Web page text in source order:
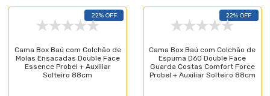
22% OFF
Cama Box Baú com Colchão de
Molas Ensacadas Double Face
Essence Probel + Auxiliar
Solteiro 88cm
22% OFF
Cama Box Baú com Colchão de
Espuma D60 Double Face
Guarda Costas Comfort Force
Probel + Auxiliar Solteiro 88cm